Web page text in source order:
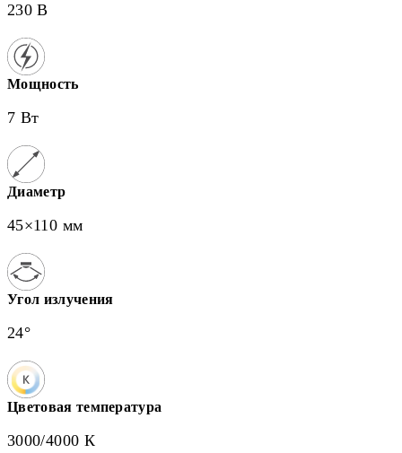
230 В
Мощность
7 Вт
Диаметр
45×110 мм
Угол излучения
24°
Цветовая температура
3000/4000 К